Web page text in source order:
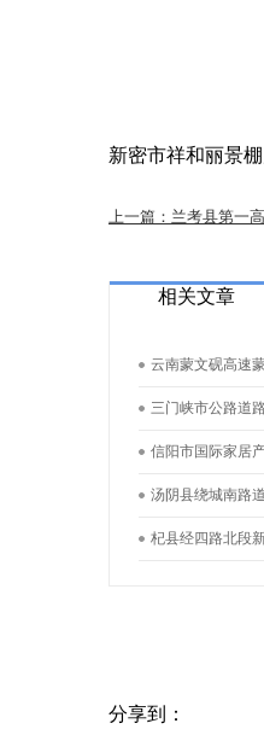
新密市祥和丽景
上一篇：兰考县第一
相关文章
云南蒙文砚高速
三门峡市公路道
信阳市国际家居
汤阴县绕城南路
杞县经四路北段
分享到：